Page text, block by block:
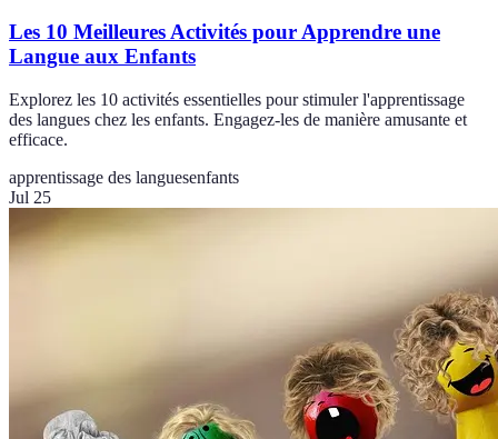
Les 10 Meilleures Activités pour Apprendre une
Langue aux Enfants
Explorez les 10 activités essentielles pour stimuler l'apprentissage
des langues chez les enfants. Engagez-les de manière amusante et
efficace.
apprentissage des languesenfants
Jul 25